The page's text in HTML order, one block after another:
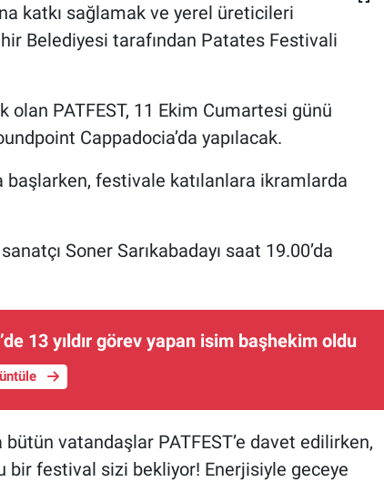
katkı sağlamak ve yerel üreticileri
Belediyesi tarafından Patates Festivali
olan PATFEST, 11 Ekim Cumartesi günü
Cappadocia’da yapılacak.
başlarken, festivale katılanlara ikramlarda
Soner Sarıkabadayı saat 19.00’da
13 yıldır görev yapan isim başhekim oldu
vatandaşlar PATFEST’e davet edilirken,
bir festival sizi bekliyor! Enerjisiyle geceye